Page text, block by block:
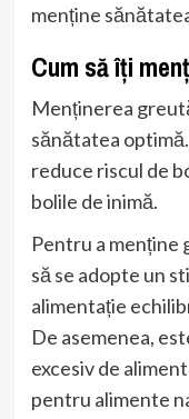
menține
Cum să îți
Menținerea
sănătatea
reduce riscul de
bolile de inimă.
Pentru a
să se adopte un
alimentație
De asemenea,
excesiv de
pentru alimente